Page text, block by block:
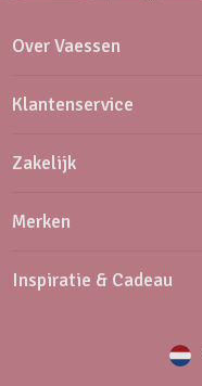
Over Vaessen
Klantenservice
Zakelijk
Merken
Inspiratie & Cadeau